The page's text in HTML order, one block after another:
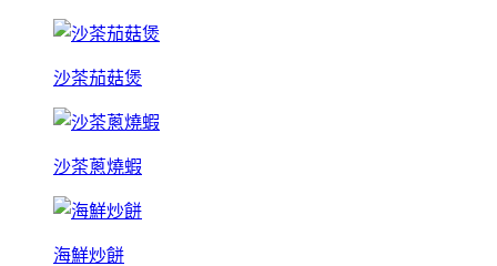
沙茶茄菇煲
沙茶蔥燒蝦
海鮮炒餅